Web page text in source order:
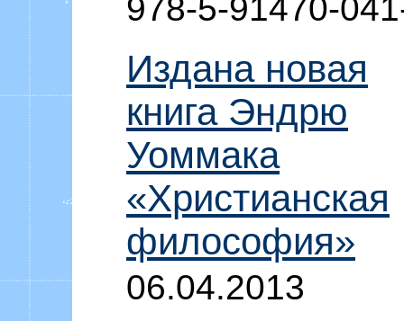
978-5-91470-
Издана новая
книга Эндрю
Уоммака
«Христианская
философия»
06.04.2013